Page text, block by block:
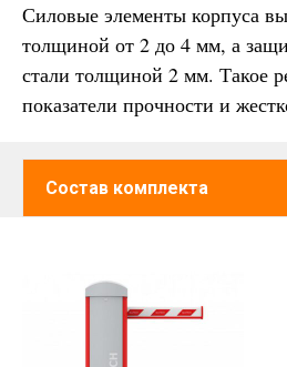
Силовые элементы корпуса
толщиной от 2 до 4 мм, а
стали толщиной 2 мм. Такое
показатели прочности и